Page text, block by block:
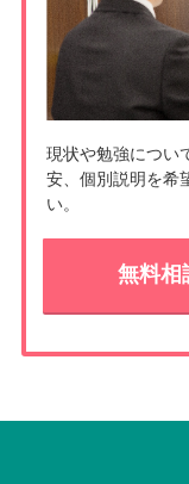
現状や勉強につい
安、個別説明を希
い。
無料相